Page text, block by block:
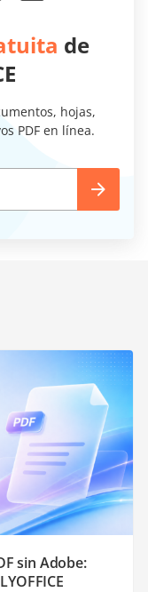
de
hojas,
PDF en línea.
sin Adobe: